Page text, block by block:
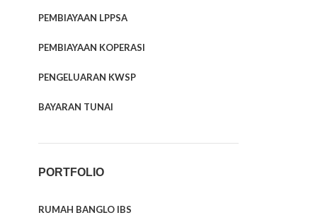
PEMBIAYAAN LPPSA
PEMBIAYAAN KOPERASI
PENGELUARAN KWSP
BAYARAN TUNAI
PORTFOLIO
RUMAH BANGLO IBS